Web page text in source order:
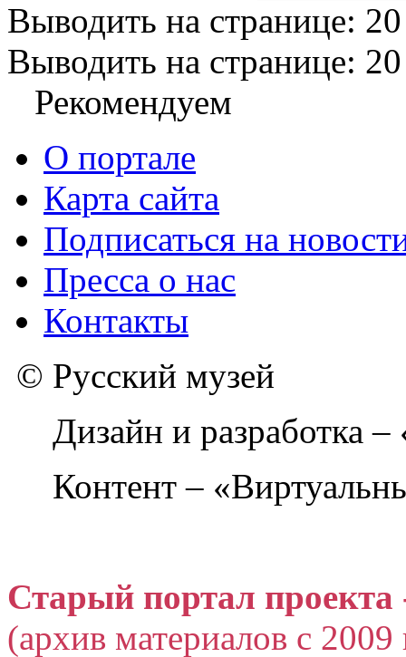
Выводить на странице: 20
Выводить на странице: 20
Рекомендуем
О портале
Карта сайта
Подписаться на
Пресса о нас
Контакты
© Русский музей
Дизайн и разработка
Контент –
Старый портал
(архив материалов с